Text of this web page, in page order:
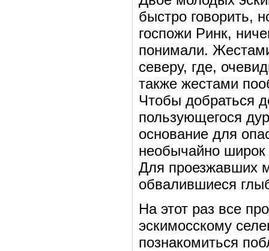
быстро говорить,
госпожи Ринк,
понимали.
северу, где,
также жестами
Чтобы добраться
пользующегося
основание для
необычайно
Для проезжавших
обвалившиеся
На этот раз все
эскимосскому
познакомиться